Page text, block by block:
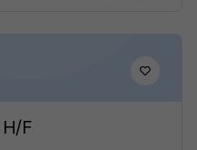
F